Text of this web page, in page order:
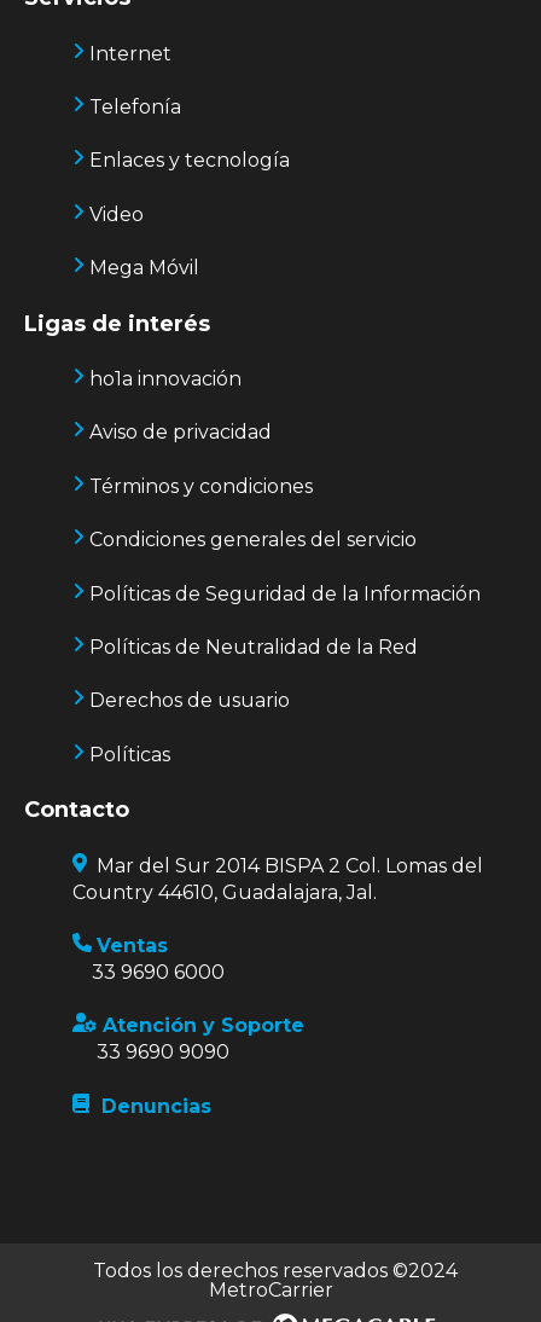
Internet
Telefonía
Enlaces y tecnología
Video
Mega Móvil
Ligas de interés
ho1a innovación
Aviso de privacidad
Términos y condiciones
Condiciones generales del servicio
Políticas de Seguridad de la Información
Políticas de Neutralidad de la Red
Derechos de usuario
Políticas
Contacto
Mar del Sur 2014 BISPA 2 Col. Lomas del
Country 44610, Guadalajara, Jal.
Ventas
33 9690 6000
Atención y Soporte
33 9690 9090
Denuncias
Todos los derechos reservados ©2024
MetroCarrier